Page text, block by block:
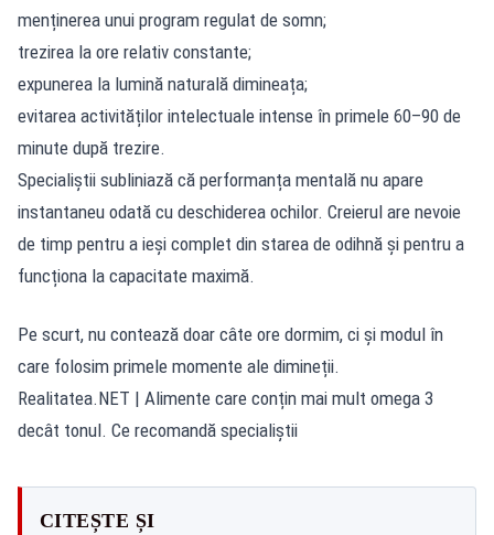
menținerea unui program regulat de somn;
trezirea la ore relativ constante;
expunerea la lumină naturală dimineața;
evitarea activităților intelectuale intense în primele 60–90 de
minute după trezire.
Specialiștii subliniază că performanța mentală nu apare
instantaneu odată cu deschiderea ochilor. Creierul are nevoie
de timp pentru a ieși complet din starea de odihnă și pentru a
funcționa la capacitate maximă.
Pe scurt, nu contează doar câte ore dormim, ci și modul în
care folosim primele momente ale dimineții.
Realitatea.NET | Alimente care conțin mai mult omega 3
decât tonul. Ce recomandă specialiștii
CITEȘTE ȘI